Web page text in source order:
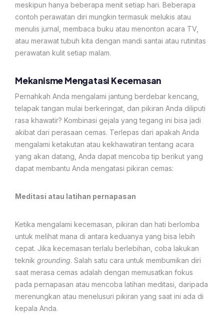
meskipun hanya beberapa menit setiap hari. Beberapa
contoh perawatan diri mungkin termasuk melukis atau
menulis jurnal, membaca buku atau menonton acara TV,
atau merawat tubuh kita dengan mandi santai atau rutinitas
perawatan kulit setiap malam. ​​
Mekanisme Mengatasi Kecemasan
Pernahkah Anda mengalami jantung berdebar kencang,
telapak tangan mulai berkeringat, dan pikiran Anda diliputi
rasa khawatir? Kombinasi gejala yang tegang ini bisa jadi
akibat dari perasaan cemas. Terlepas dari apakah Anda
mengalami ketakutan atau kekhawatiran tentang acara
yang akan datang, Anda dapat mencoba tip berikut yang
dapat membantu Anda mengatasi pikiran cemas:
Meditasi atau latihan pernapasan
Ketika mengalami kecemasan, pikiran dan hati berlomba
untuk melihat mana di antara keduanya yang bisa lebih
cepat. Jika kecemasan terlalu berlebihan, coba lakukan
teknik grounding. Salah satu cara untuk membumikan diri
saat merasa cemas adalah dengan memusatkan fokus
pada pernapasan atau mencoba latihan meditasi, daripada
merenungkan atau menelusuri pikiran yang saat ini ada di
kepala Anda.